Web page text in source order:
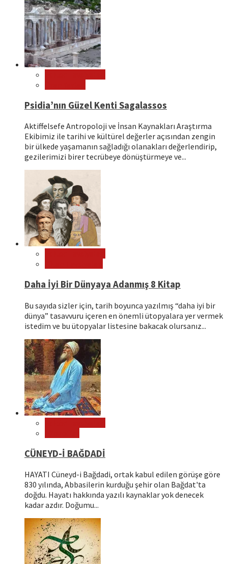
Psidia’nın Güzel Kenti Sagalassos
Aktiffelsefe Antropoloji ve İnsan Kaynakları Araştırma
Ekibimiz ile tarihi ve kültürel değerler açısından zengin
bir ülkede yaşamanın sağladığı olanakları değerlendirip,
gezilerimizi birer tecrübeye dönüştürmeye ve...
Daha İyi Bir Dünyaya Adanmış 8 Kitap
Bu sayıda sizler için, tarih boyunca yazılmış “daha iyi bir
dünya” tasavvuru içeren en önemli ütopyalara yer vermek
istedim ve bu ütopyalar listesine bakacak olursanız...
CÜNEYD-İ BAĞDADİ
HAYATI Cüneyd-i Bağdadi, ortak kabul edilen görüşe göre
830 yılında, Abbasilerin kurduğu şehir olan Bağdat'ta
doğdu. Hayatı hakkında yazılı kaynaklar yok denecek
kadar azdır. Doğumu...